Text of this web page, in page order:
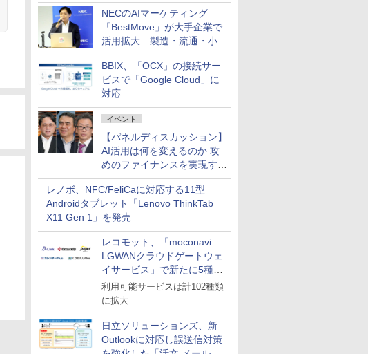
NECのAIマーケティング
「BestMove」が大手企業で
活用拡大 製造・流通・小売
企業・広告代理店などが実装
フェーズへ
BBIX、「OCX」の接続サー
ビスで「Google Cloud」に
対応
イベント
【パネルディスカッション】
AI活用は何を変えるのか 攻
めのファイナンスを実現する
業務設計とマインドセット変
革
レノボ、NFC/FeliCaに対応する11型
Androidタブレット「Lenovo ThinkTab
X11 Gen 1」を発売
レコモット、「moconavi
LGWANクラウドゲートウェ
イサービス」で新たに5種類
のサービスと連携開始
利用可能サービスは計102種類
に拡大
日立ソリューションズ、新
Outlookに対応し誤送信対策